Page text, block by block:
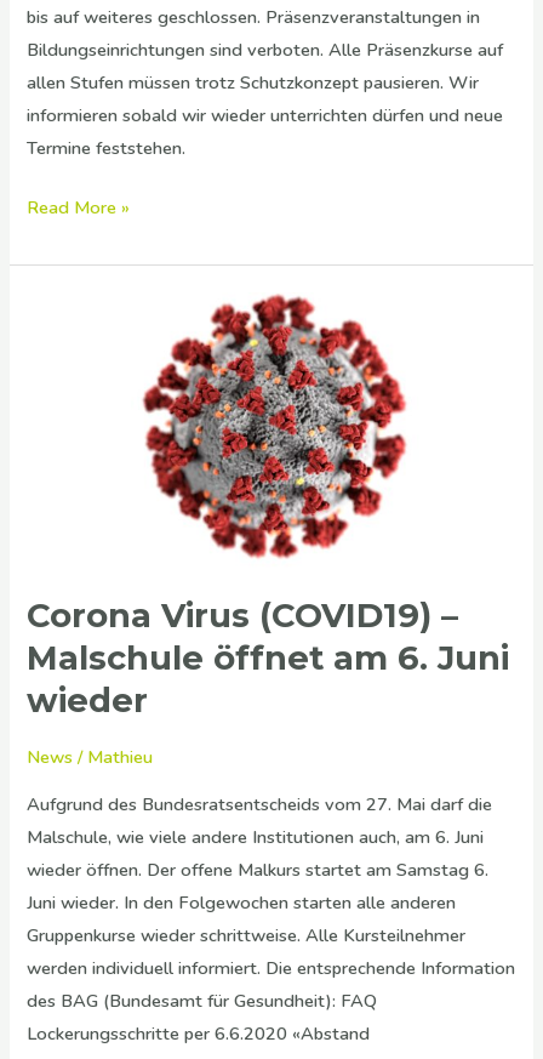
bis auf weiteres geschlossen. Präsenzveranstaltungen in
Bildungseinrichtungen sind verboten. Alle Präsenzkurse auf
allen Stufen müssen trotz Schutzkonzept pausieren. Wir
informieren sobald wir wieder unterrichten dürfen und neue
Termine feststehen.
Read More »
Corona Virus (COVID19) –
Malschule öffnet am 6. Juni
wieder
News / Mathieu
Aufgrund des Bundesratsentscheids vom 27. Mai darf die
Malschule, wie viele andere Institutionen auch, am 6. Juni
wieder öffnen. Der offene Malkurs startet am Samstag 6.
Juni wieder. In den Folgewochen starten alle anderen
Gruppenkurse wieder schrittweise. Alle Kursteilnehmer
werden individuell informiert. Die entsprechende Information
des BAG (Bundesamt für Gesundheit): FAQ
Lockerungsschritte per 6.6.2020 «Abstand
wieder